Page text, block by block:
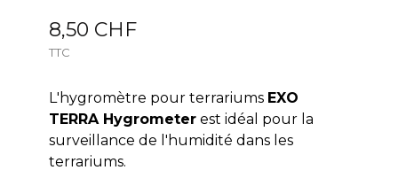
8,50 CHF
TTC
L'hygromètre pour terrariums EXO
TERRA Hygrometerest idéal pour la
surveillance de l'humidité dans les
terrariums.